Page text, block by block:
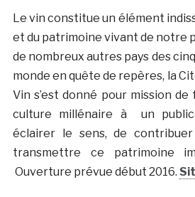
Le vin constitue un élément
et du patrimoine vivant de notre
de nombreux autres pays des
monde en quête de repères, la
Vin s’est donné pour mission
culture millénaire à un public
éclairer le sens, de
transmettre ce patrimoine
Ouverture prévue début 2016.